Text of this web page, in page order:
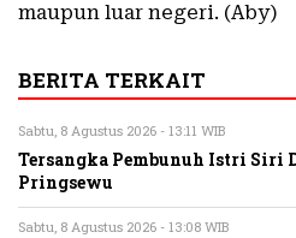
maupun luar negeri. (Aby)
BERITA TERKAIT
Sabtu, 8 Agustus 2026 - 13:11 WIB
Tersangka Pembunuh Istri Siri
Pringsewu
Sabtu, 8 Agustus 2026 - 13:08 WIB